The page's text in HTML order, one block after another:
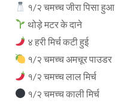
१/२ चमच्च जीरा पिसा हुआ
थोड़े मटर के दाने
४ हरी मिर्च कटी हुई
१/२ चमच्च अमचूर पाउडर
१/२ चमच्च लाल मिर्च
१/२ चमच्च काली मिर्च